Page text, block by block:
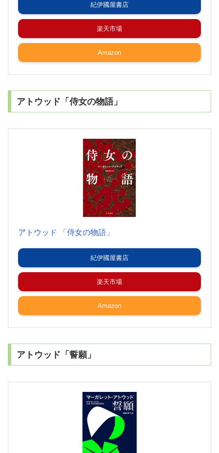
紀伊國屋書店
楽天市場
Amazon
アトウッド「侍女の物語」
アトウッド 「侍女の物語」
紀伊國屋書店
楽天市場
Amazon
アトウッド「誓願」